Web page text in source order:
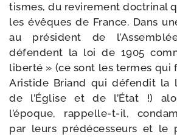
tismes, du revi­re­ment doc­tri­nal
les évêques de France. Dans
au pré­sident de
défendent la loi de 1905
liber­té » (ce sont les termes qui
Aristide Briand qui défen­dit la
de l’Église et de l’État !)
l’époque, rappelle-​t-​il,
par leurs pré­dé­ces­seurs et le